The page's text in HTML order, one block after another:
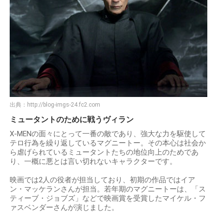
出典： http://blog-imgs-24.fc2.com
ミュータントのために戦うヴィラン
X-MENの面々にとって一番の敵であり、強大な力を駆使して
テロ行為を繰り返しているマグニートー。その本心は社会か
ら虐げられているミュータントたちの地位向上のためであ
り、一概に悪とは言い切れないキャラクターです。
映画では2人の役者が担当しており、初期の作品ではイア
ン・マッケランさんが担当。若年期のマグニートーは、「ス
ティーブ・ジョブズ」などで映画賞を受賞したマイケル・フ
ァスベンダーさんが演じました。